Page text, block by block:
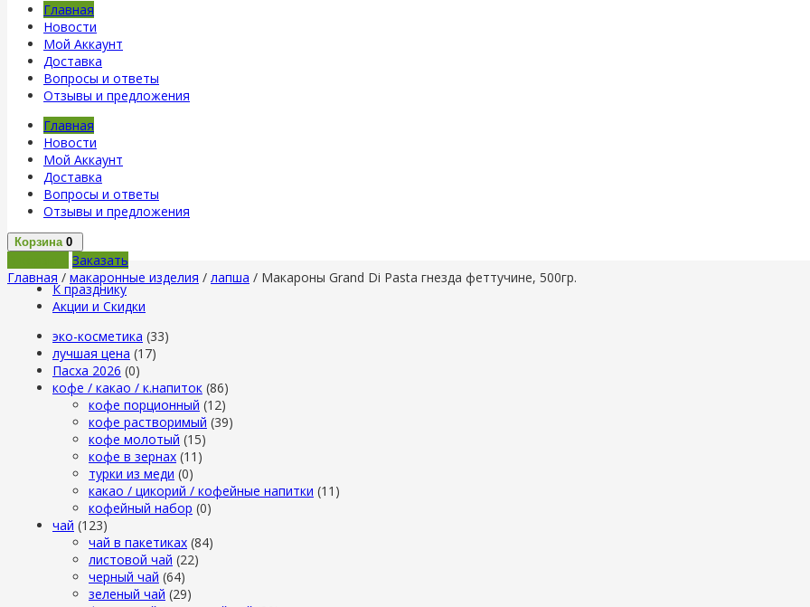
Главная
Новости
Мой Аккаунт
Доставка
Вопросы и ответы
Отзывы и предложения
Главная
Новости
Мой Аккаунт
Доставка
Вопросы и ответы
Отзывы и предложения
Корзина 0
Заказать
Главная / макаронные изделия / лапша / Макароны Grand Di Pasta гнезда феттучине, 500гр.
К празднику
Акции и Скидки
эко-косметика (33)
лучшая цена (17)
Пасха 2026 (0)
кофе / какао / к.напиток (86)
кофе порционный (12)
кофе растворимый (39)
кофе молотый (15)
кофе в зернах (11)
турки из меди (0)
какао / цикорий / кофейные напитки (11)
кофейный набор (0)
чай (123)
чай в пакетиках (84)
листовой чай (22)
черный чай (64)
зеленый чай (29)